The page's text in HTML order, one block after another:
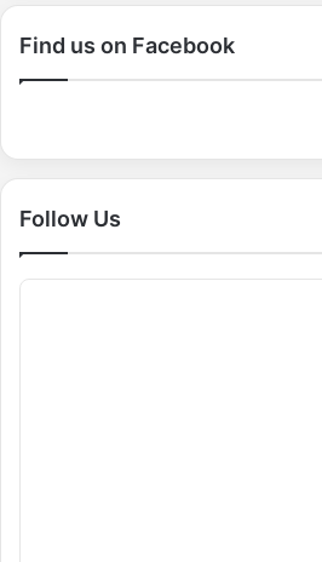
Find us on Facebook
Follow Us